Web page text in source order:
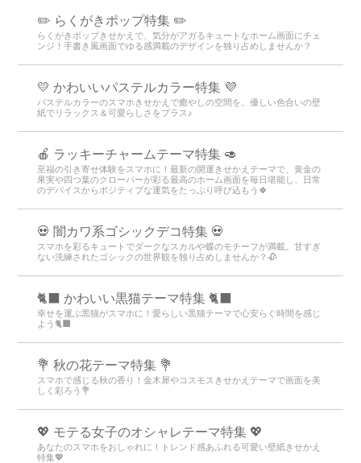
✏️ らくがきポップ特集 ✏️
らくがきポップきせかえで、気分がアガるキュートなホーム画面にチェ
ンジ！手書き風画面でゆる感満載のデザインを独り占めしませんか？
💛 かわいいパステルカラー特集 💜
パステルカラーのスマホきせかえで癒やしの空間を。優しい色合いの壁
紙でリラックス＆可愛らしさをプラス♪
🍎 ラッキーチャームテーマ特集 🥑
至福の引き寄せ体験をスマホに！最新の開運きせかえテーマで、黄金の
果実や四つ葉のクローバーが彩る最高のホーム画面を毎日堪能し、日常
のデバイスからポジティブな運気をたっぷり呼び込もう🍀
💀 闇カワ系ゴシックデコ特集 💀
スマホを彩るキュートでダークなスカルや蝶のモチーフが満載。甘すぎ
ない洗練されたゴシックの世界観を独り占めしませんか？🥀
🐈‍⬛ かわいい黒猫テーマ特集 🐈‍⬛
幸せを運ぶ黒猫がスマホに！愛らしい黒猫テーマで心安らぐ時間を感じ
よう🐈‍⬛
💐 秋の花テーマ特集 💐
スマホで感じる秋の香り！金木犀やコスモスきせかえテーマで画面を美
しく彩ろう💐
💖 モテる女子のオシャレテーマ特集 💖
あなたのスマホをおしゃれに！トレンド感あふれる可愛い壁紙きせかえ
特集💖